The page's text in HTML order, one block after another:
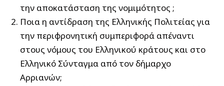
την αποκατάσταση της νομιμότητος ;
Ποια η αντίδραση της Ελληνικής Πολιτείας για
την περιφρονητική συμπεριφορά απέναντι
στους νόμους του Ελληνικού κράτους και στο
Ελληνικό Σύνταγμα από τον δήμαρχο
Αρριανών;